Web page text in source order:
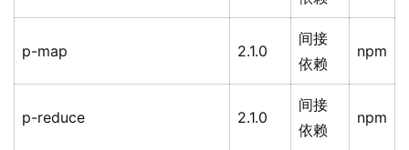
p-map 2.1.0
间接
依赖
npm
p-reduce 2.1.0
间接
依赖
npm